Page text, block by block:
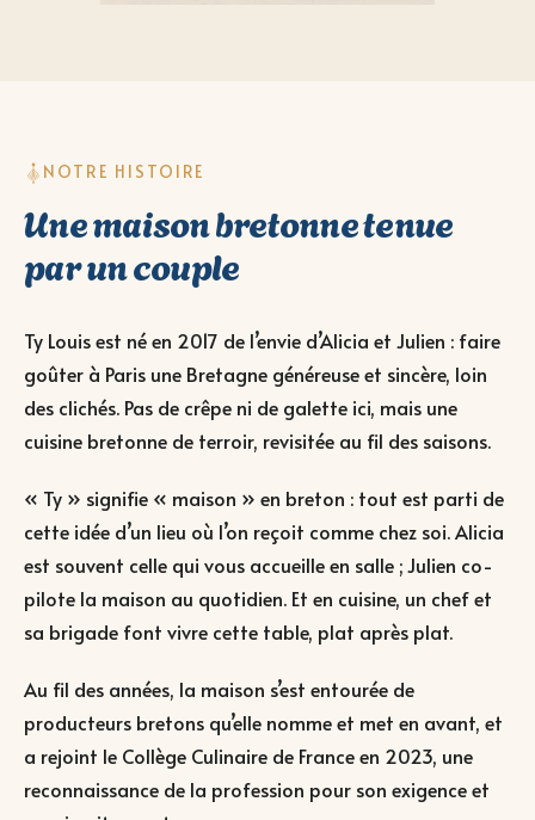
NOTRE HISTOIRE
Une maison bretonne tenue
par un couple
Ty Louis est né en 2017 de l’envie d’Alicia et Julien : faire
goûter à Paris une Bretagne généreuse et sincère, loin
des clichés. Pas de crêpe ni de galette ici, mais une
cuisine bretonne de terroir, revisitée au fil des saisons.
« Ty » signifie « maison » en breton : tout est parti de
cette idée d’un lieu où l’on reçoit comme chez soi. Alicia
est souvent celle qui vous accueille en salle ; Julien co-
pilote la maison au quotidien. Et en cuisine, un chef et
sa brigade font vivre cette table, plat après plat.
Au fil des années, la maison s’est entourée de
producteurs bretons qu’elle nomme et met en avant, et
a rejoint le Collège Culinaire de France en 2023, une
reconnaissance de la profession pour son exigence et